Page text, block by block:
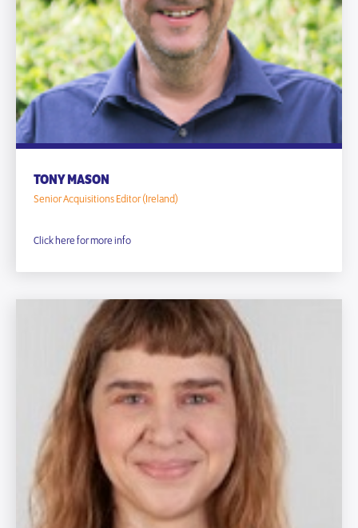
TONY MASON
Senior Acquisitions Editor (Ireland)
Click here for more info